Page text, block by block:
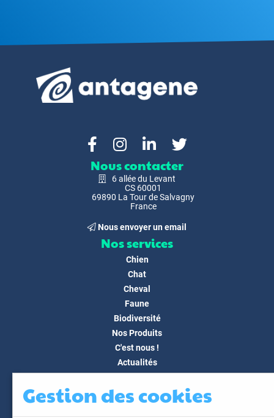
Nous contacter
6 allée du Levant
CS 60001
69890 La Tour de Salvagny
France
Nous envoyer un email
Nos services
Chien
Chat
Cheval
Faune
Biodiversité
Nos Produits
C'est nous !
Actualités
FAQ
Gestion des cookies